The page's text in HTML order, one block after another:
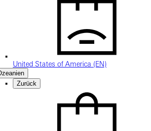
United States of America (EN)
Zurück